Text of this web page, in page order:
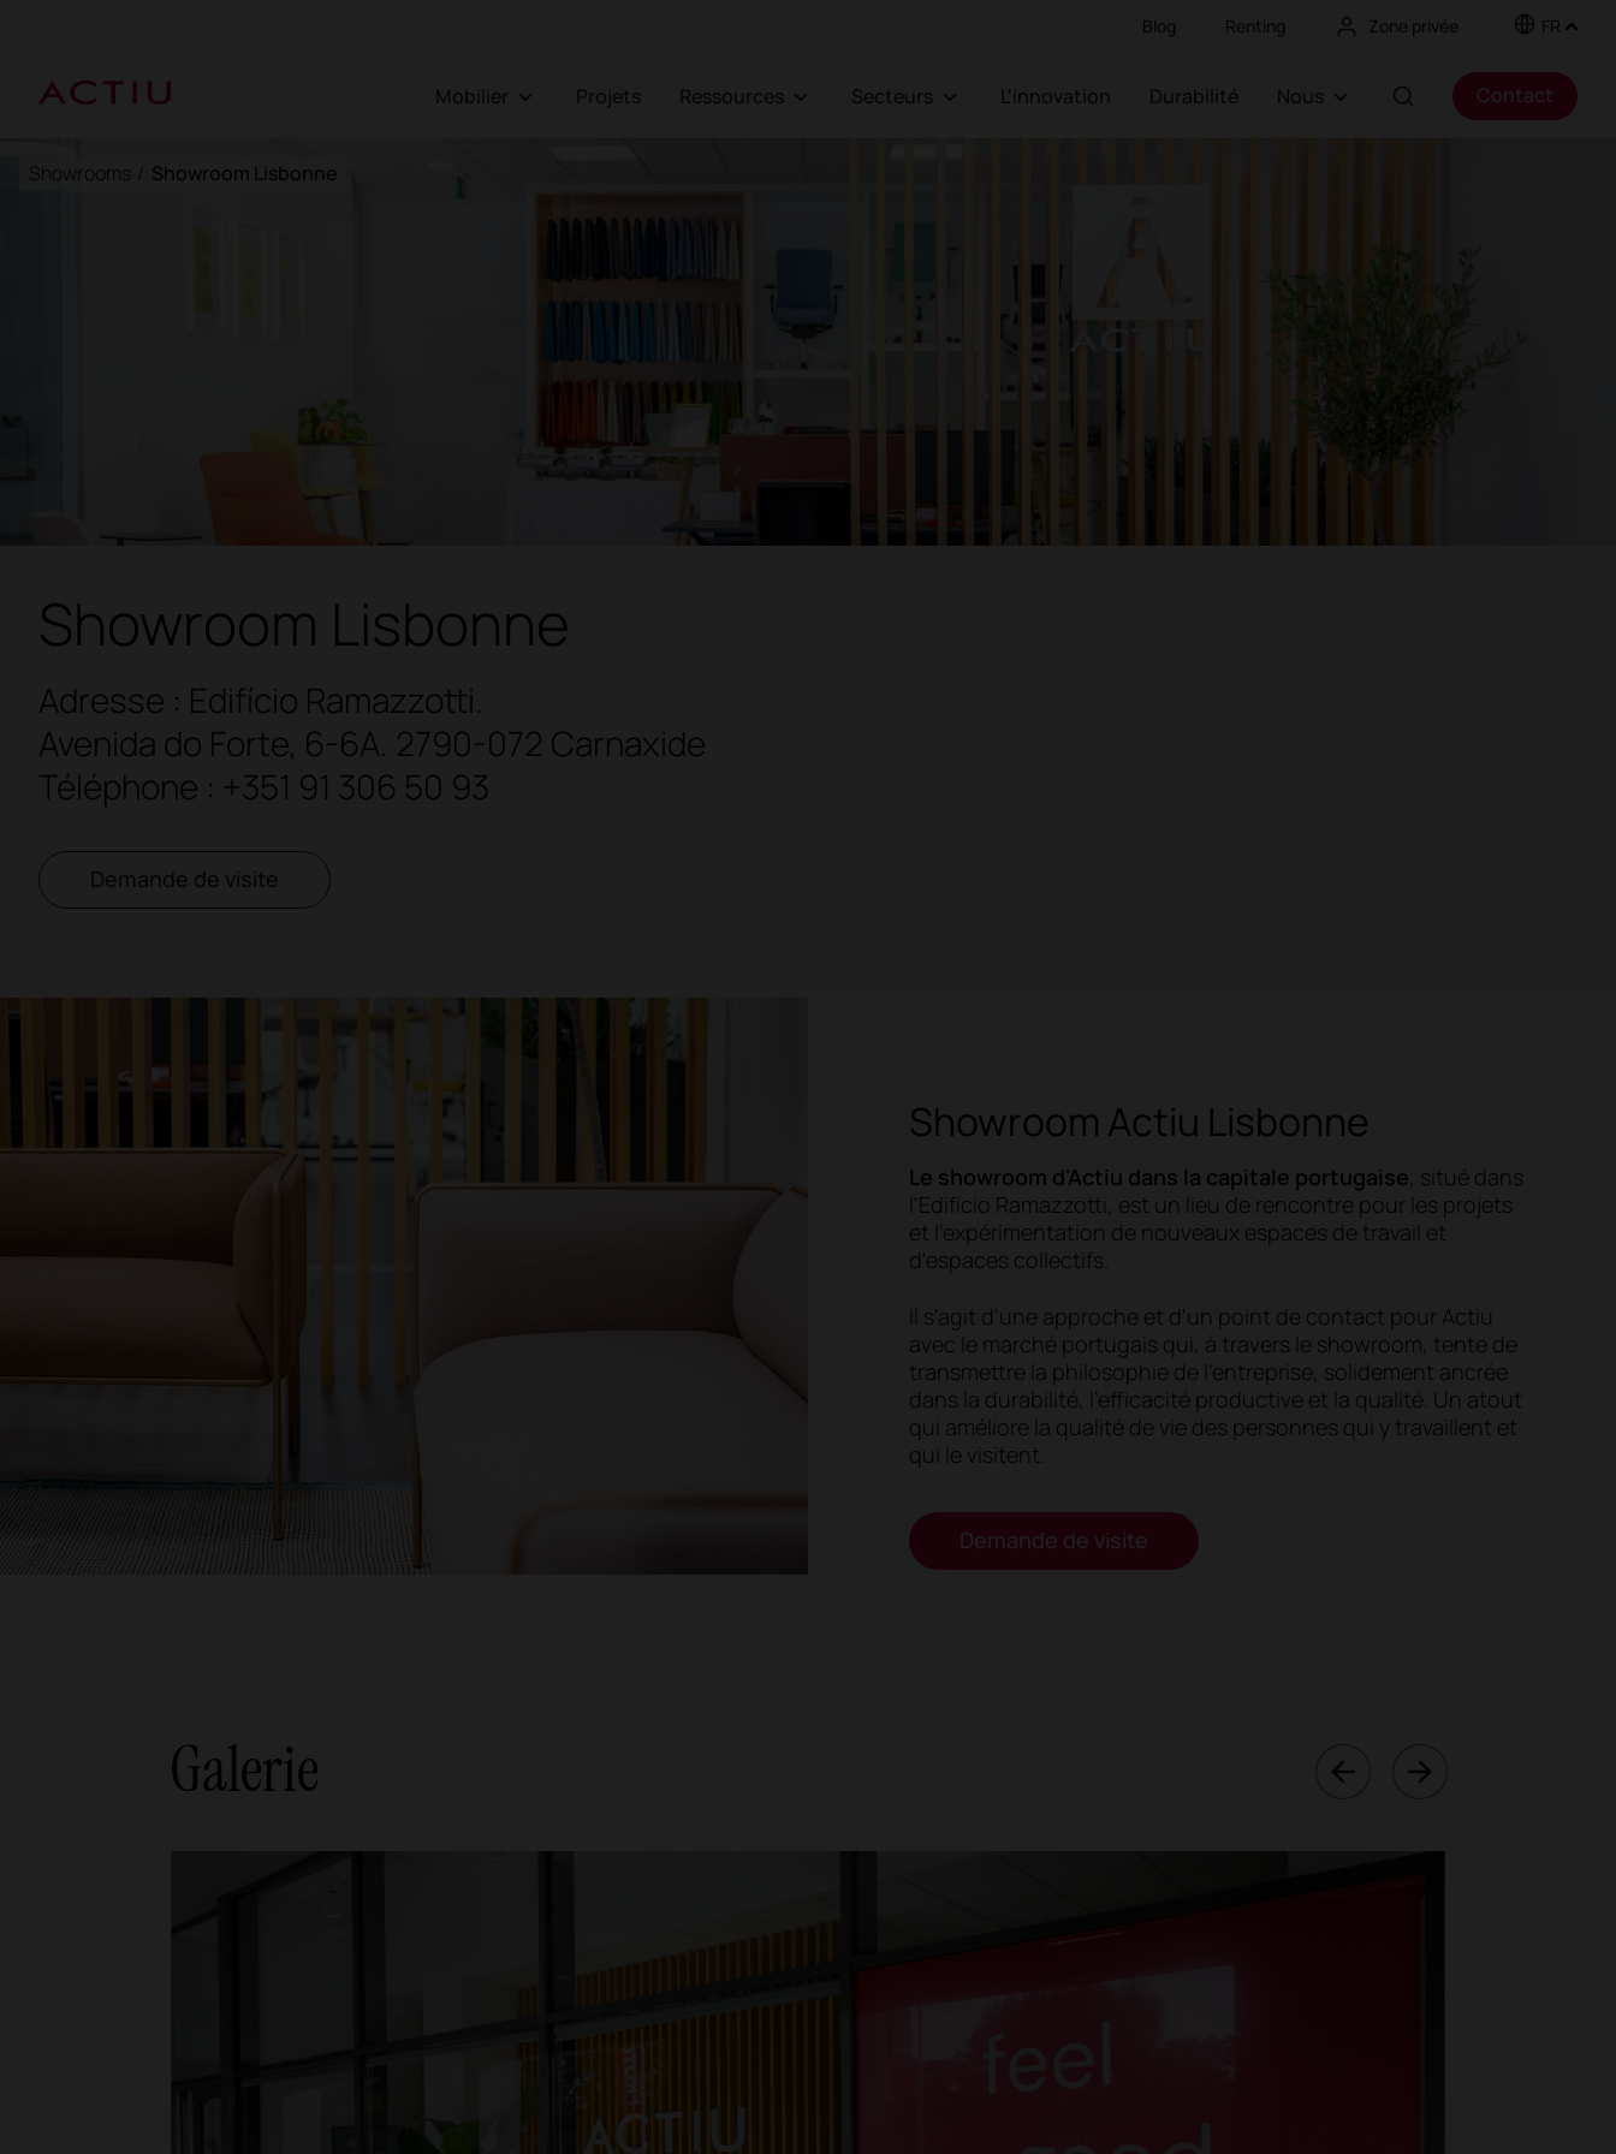
Blog Renting Zone privée FR
Mobilier Projets Ressources Secteurs L'innovation Durabilité Nous Contact
Showrooms / Showroom Lisbonne
Showroom Lisbonne
Adresse : Edifício Ramazzotti.
Avenida do Forte, 6-6A. 2790-072 Carnaxide
Téléphone : +351 91 306 50 93
Demande de visite
Showroom Actiu Lisbonne
Le showroom d'Actiu dans la capitale portugaise, situé dans
l'Edifício Ramazzotti, est un lieu de rencontre pour les projets
et l'expérimentation de nouveaux espaces de travail et
d'espaces collectifs.
Il s'agit d'une approche et d'un point de contact pour Actiu
avec le marché portugais qui, à travers le showroom, tente de
transmettre la philosophie de l'entreprise, solidement ancrée
dans la durabilité, l'efficacité productive et la qualité. Un atout
qui améliore la qualité de vie des personnes qui y travaillent et
qui le visitent.
Demande de visite
Galerie